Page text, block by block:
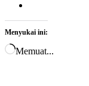
Menyukai ini:
Memuat...